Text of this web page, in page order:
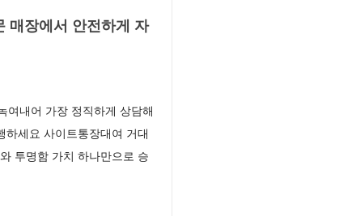
매장에서 안전하게 자
여내어 가장 정직하게 상담해
세요 사이트통장대여 거대
투명함 가치 하나만으로 승